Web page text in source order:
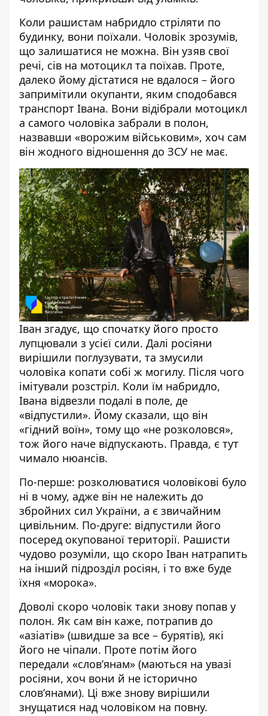
Коли рашистам набридло стріляти по
будинку, вони поїхали. Чоловік зрозумів,
що залишатися не можна. Він узяв свої
речі, сів на мотоцикл та поїхав. Проте,
далеко йому дістатися не вдалося – його
запримітили окупанти, яким сподобався
транспорт Івана. Вони відібрали мотоцикл
а самого чоловіка забрали в полон,
назвавши «ворожим військовим», хоч сам
він жодного відношення до ЗСУ не має.
Іван згадує, що спочатку його просто
лупцювали з усієї сили. Далі росіяни
вирішили поглузувати, та змусили
чоловіка копати собі ж могилу. Після чого
імітували розстріл. Коли їм набридло,
Івана відвезли подалі в поле, де
«відпустили». Йому сказали, що він
«гідний воїн», тому що «не розколовся»,
тож його наче відпускають. Правда, є тут
чимало нюансів.
По-перше: розколюватися чоловікові було
ні в чому, адже він не належить до
збройних сил України, а є звичайним
цивільним. По-друге: відпустили його
посеред окупованої території. Рашисти
чудово розуміли, що скоро Іван натрапить
на інший підрозділ росіян, і то вже буде
їхня «морока».
Доволі скоро чоловік таки знову попав у
полон. Як сам він каже, потрапив до
«азіатів» (швидше за все – бурятів), які
його не чіпали. Проте потім його
передали «слов’янам» (маються на увазі
росіяни, хоч вони й не історично
слов’янами). Ці вже знову вирішили
знущатися над чоловіком на повну.